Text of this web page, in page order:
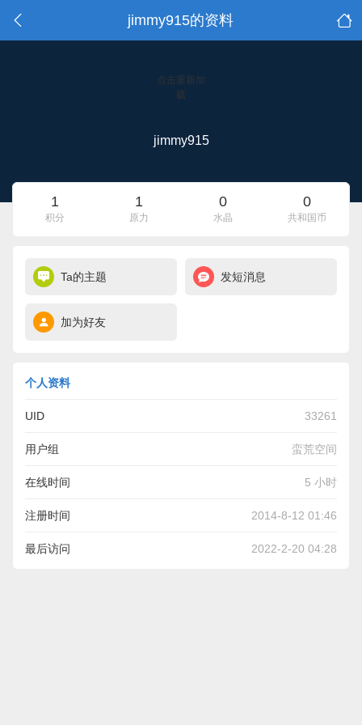
jimmy915的资料
点击重新加
载
jimmy915
1
积分
1
原力
0
水晶
0
共和国币
Ta的主题 发短消息
加为好友
个人资料
UID 33261
用户组 蛮荒空间
在线时间 5 小时
注册时间 2014-8-12 01:46
最后访问 2022-2-20 04:28